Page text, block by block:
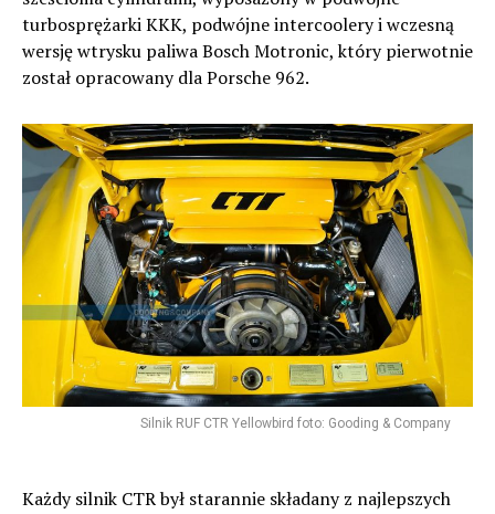
turbosprężarki KKK, podwójne intercoolery i wczesną
wersję wtrysku paliwa Bosch Motronic, który pierwotnie
został opracowany dla Porsche 962.
Silnik RUF CTR Yellowbird foto: Gooding & Company
Każdy silnik CTR był starannie składany z najlepszych